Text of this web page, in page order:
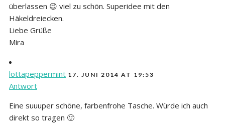
überlassen 😉 viel zu schön. Superidee mit den
Häkeldreiecken.
Liebe Grüße
Mira
lottapeppermint 17. JUNI 2014 AT 19:53
Antwort
Eine suuuper schöne, farbenfrohe Tasche. Würde ich auch
direkt so tragen 🙂